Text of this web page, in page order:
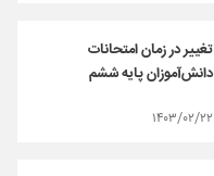
تغییر در زمان امتحانات
دانش‌آموزان پایه ششم
۱۴۰۳/۰۲/۲۲